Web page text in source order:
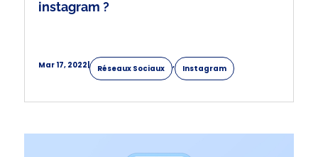
instagram ?
Mar 17, 2022 Réseaux Sociaux , Instagram